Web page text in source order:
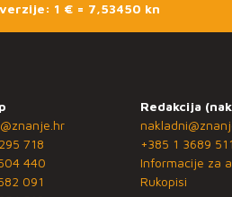
1 € = 7,53450 kn
718
440
091
Redakcija
+385 1 3689 511
Informacije za
Rukopisi